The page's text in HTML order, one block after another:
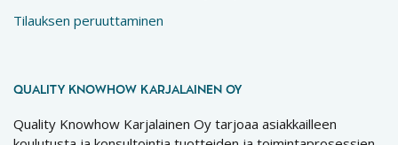
Tilauksen peruuttaminen
QUALITY KNOWHOW KARJALAINEN OY
Quality Knowhow Karjalainen Oy tarjoaa asiakkailleen